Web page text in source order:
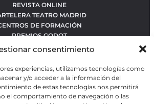
consentimiento
experiencias, utilizamos tecnologías como
y/o acceder a la información del
de estas tecnologías nos permitirá
el comportamiento de navegación o las
REVISTA ONLINE
TEATRO MADRID
DE FORMACIÓN
PREMIOS GODOT
CONTACTO
OBRAS MÁS VOTADAS
MEJORES OBRAS
AVANZADA DE OBRAS